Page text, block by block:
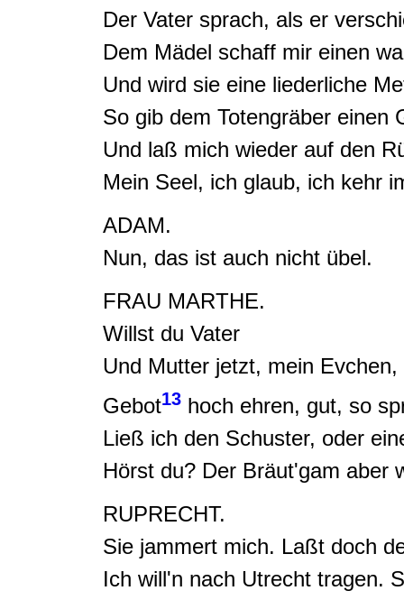
Der Vater sprach, als er
Dem Mädel schaff mir einen
Und wird sie eine liederliche
So gib dem Totengräber einen
Und laß mich wieder auf den
Mein Seel, ich glaub, ich kehr
ADAM.
Nun, das ist auch nicht übel.
FRAU MARTHE.
Willst du Vater
Und Mutter jetzt, mein Evchen,
Gebot13 hoch ehren, gut, so
Ließ ich den Schuster, oder
Hörst du? Der Bräut'gam aber
RUPRECHT.
Sie jammert mich. Laßt doch
Ich will'n nach Utrecht tragen.